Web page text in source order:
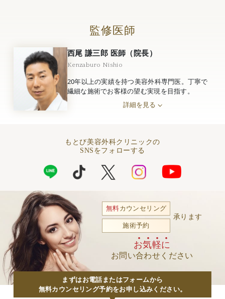
監修医師
西尾 謙三郎 医師（院長）
Kenzaburo Nishio
20年以上の実績を持つ美容外科専門医。丁寧で
繊細な施術でお客様の望む実現を目指す。
詳細を見る
もとび美容外科クリニックの
SNSをフォローする
無料カウンセリング
施術予約
承ります
お気軽に
お問い合わせください
まずはお電話またはフォームから
無料カウンセリング予約をお申し込みください。